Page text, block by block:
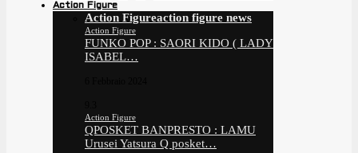
Action Figure
Action Figureaction figure news
Action Figure
FUNKO POP : SAORI KIDO ( LADY
ISABEL…
Action Figure
QPOSKET BANPRESTO : LAMU
Urusei Yatsura Q posket…